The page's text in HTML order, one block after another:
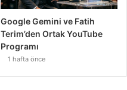
Google Gemini ve Fatih
Terim’den Ortak YouTube
Programı
1 hafta önce